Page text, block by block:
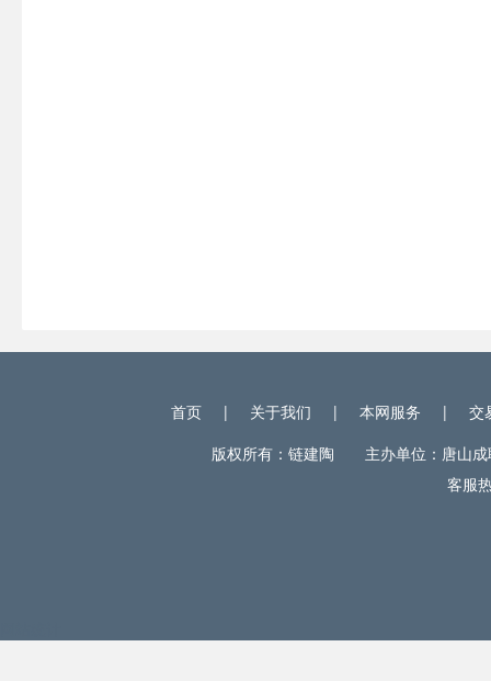
首页 | 关于我们 | 本网服务 |
交
版权所有：链建陶 主办单位：唐山
客服